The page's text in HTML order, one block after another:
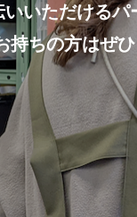
いただけるパ
持ちの方はぜ